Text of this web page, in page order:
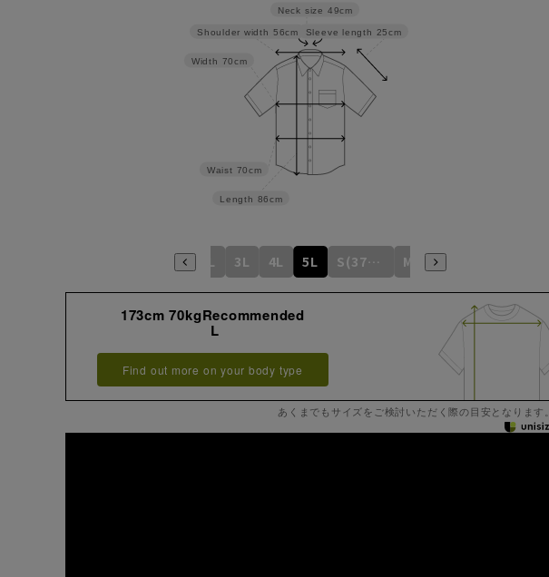
Sleeve length 25cm
Neck size 49cm
Length 86cm
Waist 70cm
Width 70cm
Shoulder width 56cm
LL 3L 4L 5L S(37cm) M(39cm)
173cm 70kgRecommended
L
Find out more on your body type
あくまでもサイズをご検討いただく際の目安となります。